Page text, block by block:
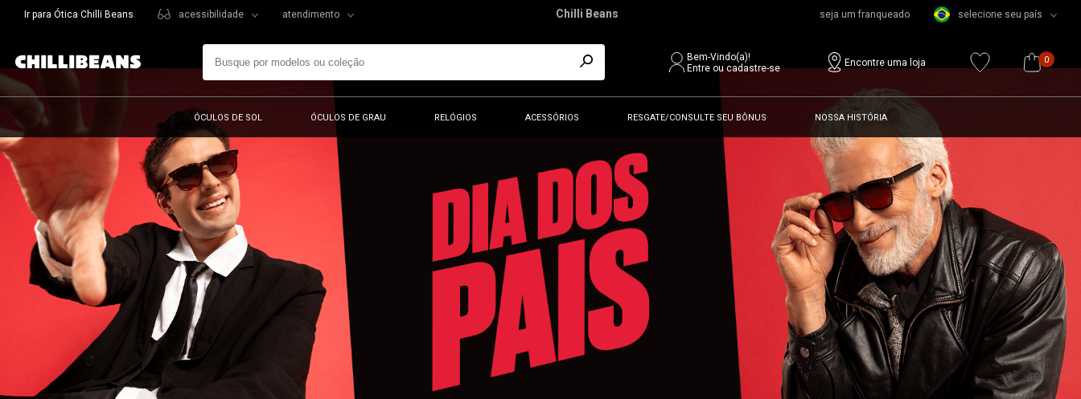
Ir para Ótica Chilli Beans acessibilidade atendimento Chilli Beans seja um franqueado selecione seu país
Bem-Vindo(a)!
Entre ou cadastre-se
Encontre uma loja 0
ÓCULOS DE SOL ÓCULOS DE GRAU RELÓGIOS ACESSÓRIOS RESGATE/CONSULTE SEU BÔNUS NOSSA HISTÓRIA